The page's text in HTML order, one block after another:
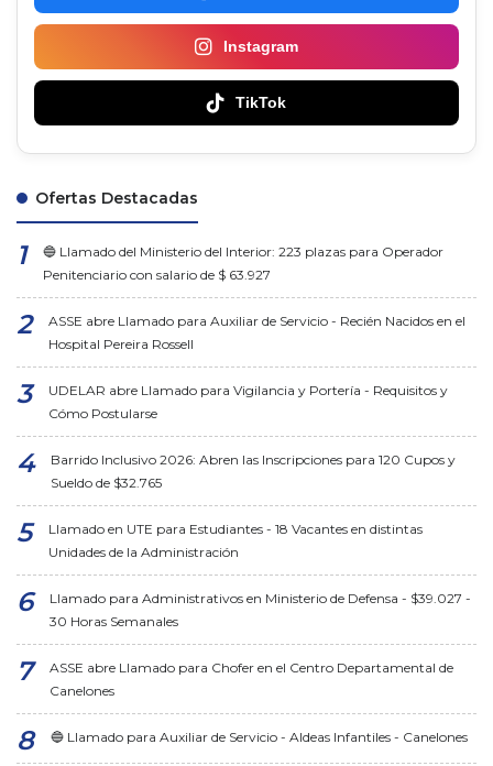
Instagram
TikTok
Ofertas Destacadas
🔵 Llamado del Ministerio del Interior: 223 plazas para Operador
Penitenciario con salario de $ 63.927
ASSE abre Llamado para Auxiliar de Servicio - Recién Nacidos en el
Hospital Pereira Rossell
UDELAR abre Llamado para Vigilancia y Portería - Requisitos y
Cómo Postularse
Barrido Inclusivo 2026: Abren las Inscripciones para 120 Cupos y
Sueldo de $32.765
Llamado en UTE para Estudiantes - 18 Vacantes en distintas
Unidades de la Administración
Llamado para Administrativos en Ministerio de Defensa - $39.027 -
30 Horas Semanales
ASSE abre Llamado para Chofer en el Centro Departamental de
Canelones
🔵 Llamado para Auxiliar de Servicio - Aldeas Infantiles - Canelones